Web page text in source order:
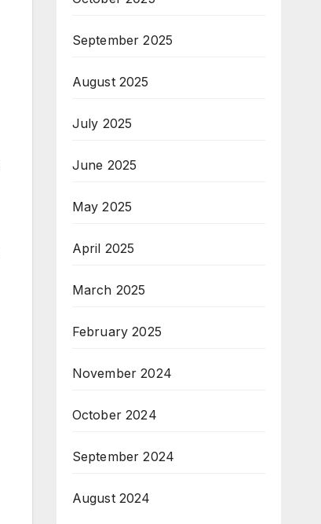
September 2025
August 2025
July 2025
June 2025
May 2025
April 2025
March 2025
February 2025
November 2024
October 2024
September 2024
August 2024